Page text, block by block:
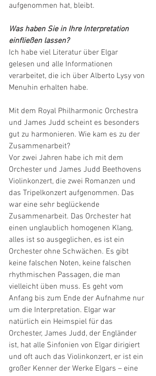
aufgenommen hat, bleibt.
Was haben Sie in Ihre Interpretation
einfließen lassen?
Ich habe viel Literatur über Elgar
gelesen und alle Informationen
verarbeitet, die ich über Alberto Lysy von
Menuhin erhalten habe.
Mit dem Royal Philharmonic Orchestra
und James Judd scheint es besonders
gut zu harmonieren. Wie kam es zu der
Zusammenarbeit?
Vor zwei Jahren habe ich mit dem
Orchester und James Judd Beethovens
Violinkonzert, die zwei Romanzen und
das Tripelkonzert aufgenommen. Das
war eine sehr beglückende
Zusammenarbeit. Das Orchester hat
einen unglaublich homogenen Klang,
alles ist so ausgeglichen, es ist ein
Orchester ohne Schwächen. Es gibt
keine falschen Noten, keine falschen
rhythmischen Passagen, die man
vielleicht üben muss. Es geht vom
Anfang bis zum Ende der Aufnahme nur
um die Interpretation. Elgar war
natürlich ein Heimspiel für das
Orchester, James Judd, der Engländer
ist, hat alle Sinfonien von Elgar dirigiert
und oft auch das Violinkonzert, er ist ein
großer Kenner der Werke Elgars – eine